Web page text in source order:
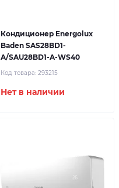
Кондиционер Energolux
Baden SAS28BD1-
A/SAU28BD1-A-WS40
Код товара: 293215
Нет в наличии